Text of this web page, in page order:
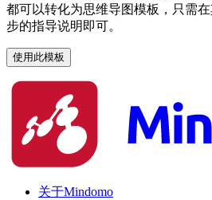
都可以转化为思维导图模板，只需
步的指导说明即可。
使用此模板
关于Mindomo